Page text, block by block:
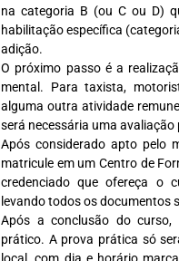
na categoria B (ou C ou D)
habilitação específica
adição.
O próximo passo é a
mental. Para taxista,
alguma outra atividade
será necessária uma avaliação
Após considerado apto pelo
matricule em um Centro de
credenciado que ofereça o
levando todos os documentos
Após a conclusão do curso,
prático. A prova prática só
local, com dia e horário